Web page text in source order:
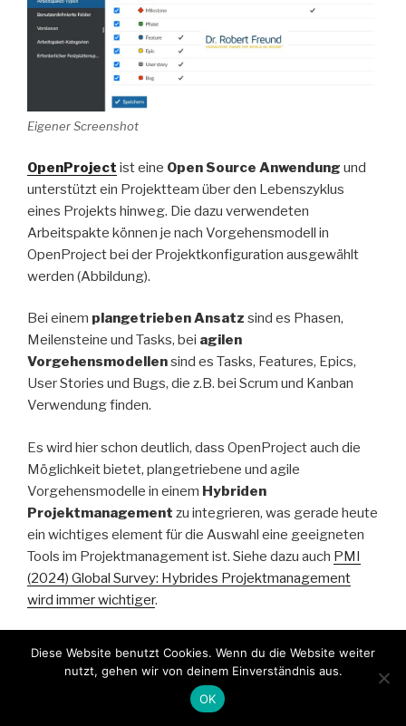
Eigener Screenshot
OpenProject ist eine Open Source Anwendung und
unterstützt ein Projektteam über den Lebenszyklus
eines Projekts hinweg. Die dazu verwendeten
Arbeitspakte können je nach Vorgehensmodell in
OpenProject bei der Projektkonfiguration ausgewählt
werden (Abbildung).
Bei einem plangetrieben Ansatz sind es Phasen,
Meilensteine und Tasks, bei agilen
Vorgehensmodellensind es Tasks, Features, Epics,
User Stories und Bugs, die z.B. bei Scrum und Kanban
Verwendung finden.
Es wird hier schon deutlich, dass OpenProject auch die
Möglichkeit bietet, plangetriebene und agile
Vorgehensmodelle in einem Hybriden
Projektmanagement zu integrieren, was gerade heute
ein wichtiges element für die Auswahl eine geeigneten
Tools im Projektmanagement ist. Siehe dazu auch PMI
(2024) Global Survey: Hybrides Projektmanagement
wird immer wichtiger.
Zusammenhang mit einem Meilenstein unglücklich, da ein
Arbeitspaket einen Vorgang darstellt, der eine zeitliche
Ausdehnung von z.B. T1 bis T2 hat. Ein Meilenstein stellt
Diese Website benutzt Cookies. Wenn du die Website weiter
nutzt, gehen wir von deinem Einverständnis aus.
OK